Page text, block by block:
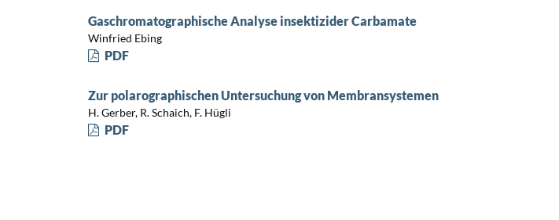
Gaschromatographische Analyse insektizider Carbamate
Winfried Ebing
PDF
Zur polarographischen Untersuchung von Membransystemen
H. Gerber, R. Schaich, F. Hügli
PDF